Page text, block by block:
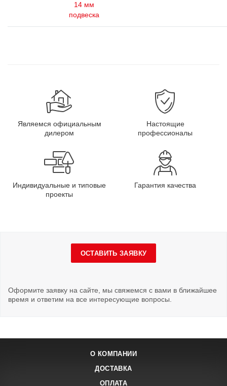
14 мм
подвеска
Являемся официальным
дилером
Настоящие
профессионалы
Индивидуальные и типовые
проекты
Гарантия качества
ОСТАВИТЬ ЗАЯВКУ
Оформите заявку на сайте, мы свяжемся с вами в ближайшее
время и ответим на все интересующие вопросы.
О КОМПАНИИ
ДОСТАВКА
ОПЛАТА